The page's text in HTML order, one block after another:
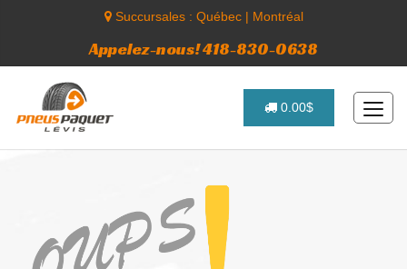
Succursales : Québec| Montréal
Appelez-nous! 418-830-0638
0.00$